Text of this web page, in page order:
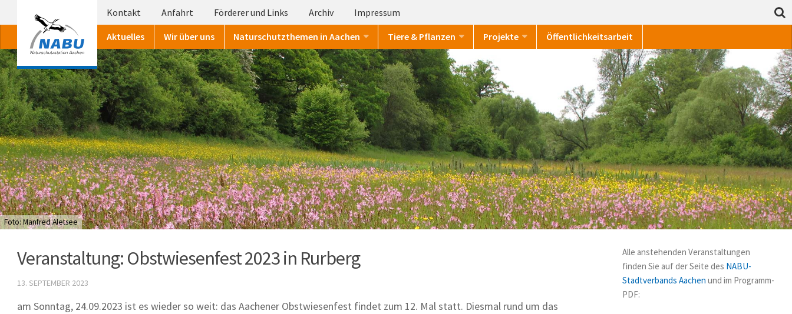
Kontakt Anfahrt Förderer und Links Archiv Impressum
Aktuelles Wir über uns Naturschutzthemen in Aachen Tiere & Pflanzen Projekte Öffentlichkeitsarbeit
Foto: Manfred Aletsee
Veranstaltung: Obstwiesenfest 2023 in Rurberg
13. SEPTEMBER 2023
am Sonntag, 24.09.2023 ist es wieder so weit: das Aachener Obstwiesenfest findet zum 12. Mal statt. Diesmal rund um das
Alle anstehenden Veranstaltungen
finden Sie auf der Seite des NABU-
Stadtverbands Aachen und im Programm-
PDF: